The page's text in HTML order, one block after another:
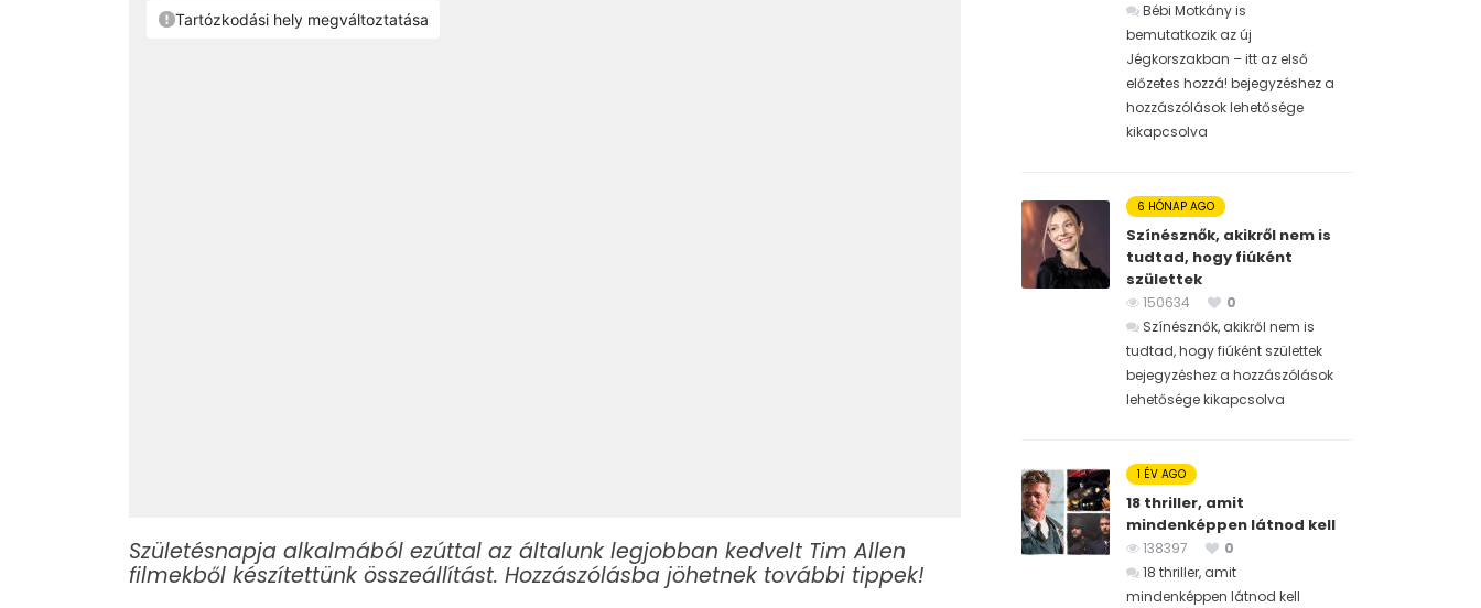
Születésnapja alkalmából ezúttal az általunk legjobban kedvelt Tim Allen
filmekből készítettünk összeállítást. Hozzászólásba jöhetnek további tippek!
Bébi Motkány is
bemutatkozik az új
Jégkorszakban – itt az első
előzetes hozzá! bejegyzéshez a
hozzászólások lehetősége
kikapcsolva
6 HÓNAP AGO
Színésznők, akikről nem is
tudtad, hogy fiúként
születtek
150634
0
Színésznők, akikről nem is
tudtad, hogy fiúként születtek
bejegyzéshez a hozzászólások
lehetősége kikapcsolva
1 ÉV AGO
18 thriller, amit
mindenképpen látnod kell
138397
0
18 thriller, amit
mindenképpen látnod kell